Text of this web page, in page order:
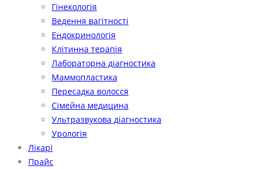
Гінекологія
Ведення вагітності
Ендокринологія
Клітинна терапія
Лабораторна діагностика
Маммопластика
Пересадка волосся
Сімейна медицина
Ультразвукова діагностика
Урологія
Лікарі
Прайс